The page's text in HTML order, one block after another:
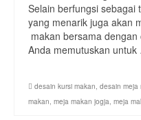
Meja Tamu
Meja TV
lampu
Selain berfungsi sebagai
yang menarik juga akan
makan bersama
Anda memutuskan
desain kursi makan, desain meja
makan, meja makan jogja, meja